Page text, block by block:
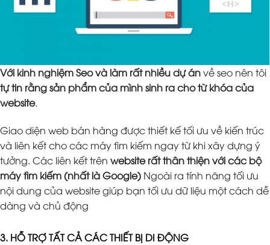
Với kinh nghiệm Seo và làm rất nhiều dự ánvề seo nên tôi
tự tin rằng sản phẩm của mình sinh ra cho từ khóa của
website.
Giao diện web bán hàng được thiết kế tối ưu về kiến trúc
và liên kết cho các máy tìm kiếm ngay từ khi xây dựng ý
tưởng. Các liên kết trên website rất thân thiện với các bộ
máy tìm kiếm (nhất là Google) Ngoài ra tính năng tối ưu
nội dung của website giúp bạn tối ưu dữ liệu một cách dễ
dàng và chủ động
3. HỖ TRỢ TẤT CẢ CÁC THIẾT BỊ DI ĐỘNG